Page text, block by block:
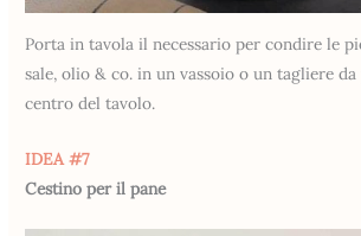
Porta in tavola il necessario per condire le
sale, olio & co. in un vassoio o un tagliere
centro del tavolo.
IDEA #7
Cestino per il pane